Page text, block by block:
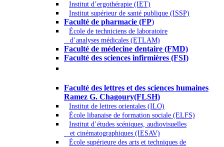
Institut d’ergothérapie (IET)
Institut supérieur de santé publique (ISSP)
Faculté de pharmacie (FP)
École de techniciens de laboratoire
d’analyses médicales (ETLAM)
Faculté de médecine dentaire (FMD)
Faculté des sciences infirmières (FSI)
Faculté des lettres et des sciences humaines
Ramez G. Chagoury(FLSH)
Institut de lettres orientales (ILO)
École libanaise de formation sociale (ELFS)
Institut d’études scéniques, audiovisuelles
et cinématographiques (IESAV)
École supérieure des arts et techniques de